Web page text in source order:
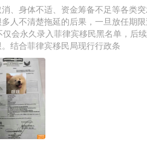
、身体不适、资金筹备不足等各类
人不清楚拖延的后果，一旦放任期
会永久录入菲律宾移民黑名单，后
结合菲律宾移民局现行行政条